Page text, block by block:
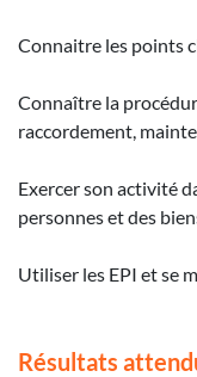
Connaitre les points
Connaître la
raccordement,
Exercer son activité
personnes et des
Utiliser les EPI et se
Résultats